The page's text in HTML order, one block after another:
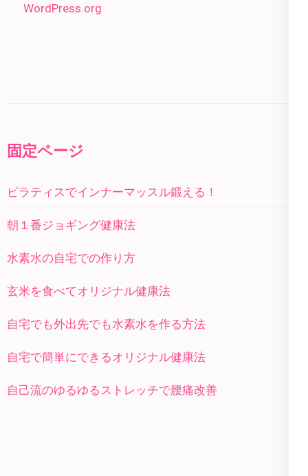
WordPress.org
固定ページ
ピラティスでインナーマッスル鍛える！
朝１番ジョギング健康法
水素水の自宅での作り方
玄米を食べてオリジナル健康法
自宅でも外出先でも水素水を作る方法
自宅で簡単にできるオリジナル健康法
自己流のゆるゆるストレッチで腰痛改善